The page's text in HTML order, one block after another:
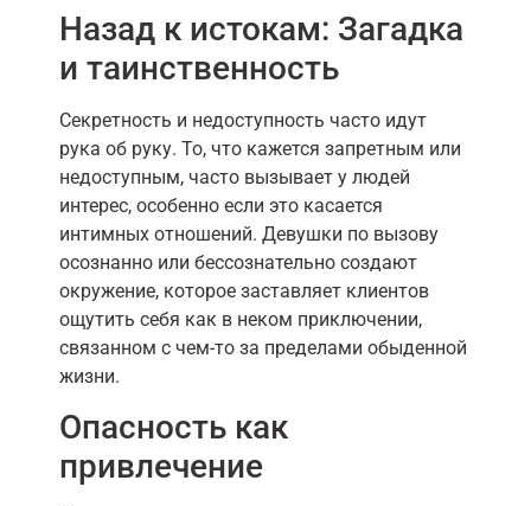
Назад к истокам: Загадка
и таинственность
Секретность и недоступность часто идут
рука об руку. То, что кажется запретным или
недоступным, часто вызывает у людей
интерес, особенно если это касается
интимных отношений. Девушки по вызову
осознанно или бессознательно создают
окружение, которое заставляет клиентов
ощутить себя как в неком приключении,
связанном с чем-то за пределами обыденной
жизни.
Опасность как
привлечение